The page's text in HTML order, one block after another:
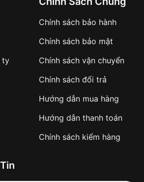
biệt
thanh toán khi nhận hàng hoặc
xử lý đơn hàng nhanh chóng
tình trạng hủy đơn không mong
ty
Chính sách bảo hành
Chính sách bảo mật
Chính sách vận chuyển
Chính sách đổi trả
Hướng dẫn mua hàng
Hướng dẫn thanh toán
Chính sách kiểm hàng